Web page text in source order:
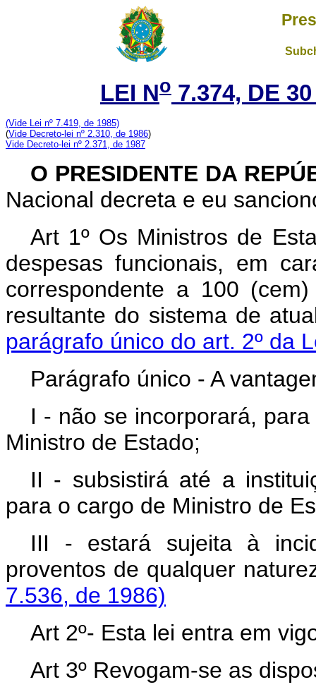
LEI No 7.374, DE
(Vide Lei nº 7.419, de 1985)
(Vide Decreto-lei nº 2.310, de 1986)
Vide Decreto-lei nº 2.371, de 1987
O PRESIDENTE DA
Nacional decreta e eu
Art 1º Os Ministros de
despesas funcionais, em
correspondente a 100
resultante do sistema de
parágrafo único do art. 2º da
Parágrafo único - A
I - não se incorporará,
Ministro de Estado;
II - subsistirá até a
para o cargo de Ministro de
III - estará sujeita à
proventos de
7.536, de 1986)
Art 2º- Esta lei entra em
Art 3º Revogam-se as